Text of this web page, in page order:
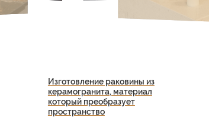
Изготовление раковины из
керамогранита, материал
который преобразует
пространство